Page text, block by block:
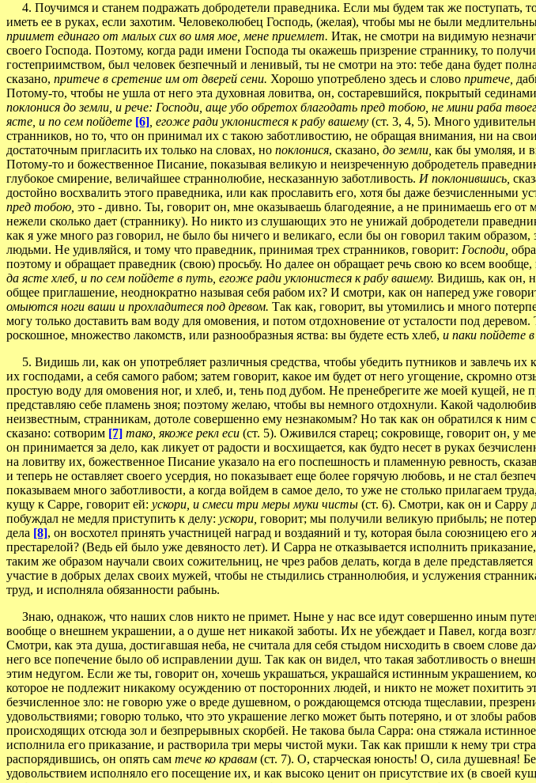
4. Поучимся и станем подражать добродетели праведника. Если мы будем так же поступать,
иметь ее в руках, если захотим. Человеколюбец Господь, (желая), чтобы мы не были
приимет единаго от малых сих во имя мое, мене приемлет. Итак, не смотри на видимую
своего Господа. Поэтому, когда ради имени Господа ты окажешь призрение страннику, то
гостеприимством, был человек безпечный и ленивый, ты не смотри на это: тебе дана будет
сказано, притече в сретение им от дверей сени. Хорошо употреблено здесь и слово притече,
Потому-то, чтобы не ушла от него эта духовная ловитва, он, состаревшийся, покрытый
поклонися до земли, и рече: Господи, аще убо обретох благодать пред тобою, не мини раба
ясте, и по сем пойдете [6] , егоже ради уклонистеся к рабу вашему (ст. 3, 4, 5). Много
странников, но то, что он принимал их с такою заботливостию, не обращая внимания, ни на
достаточным пригласить их только на словах, но поклонися, сказано, до земли, как бы умоляя, и
Потому-то и божественное Писание, показывая великую и неизреченную добродетель
глубокое смирение, величайшее страннолюбие, несказанную заботливость. И поклонившись,
достойно восхвалить этого праведника, или как прославить его, хотя бы даже безчисленными
пред тобою, это - дивно. Ты, говорит он, мне оказываешь благодеяние, а не принимаешь его от
нежели сколько дает (страннику). Но никто из слушающих это не унижай добродетели
как я уже много раз говорил, не было бы ничего и великаго, если бы он говорил таким
людьми. Не удивляйся, и тому что праведник, принимая трех странников, говорит: Господи,
поэтому и обращает праведник (свою) просьбу. Но далее он обращает речь свою ко всем вообще,
да ясте хлеб, и по сем пойдете в путь, егоже ради уклонистеся к рабу вашему. Видишь, как он,
общее приглашение, неоднократно называя себя рабом их? И смотри, как он наперед уже
омыются ноги ваши и прохладитеся под древом. Так как, говорит, вы утомились и много
могу только доставить вам воду для омовения, и потом отдохновение от усталости под
роскошное, множество лакомств, или разнообразныя яства: вы будете есть хлеб, и паки пойдете
5. Видишь ли, как он употребляет различныя средства, чтобы убедить путников и завлечь
их господами, а себя самого рабом; затем говорит, какое им будет от него угощение, скромно
простую воду для омовения ног, и хлеб, и, тень под дубом. Не пренебрегите же моей кущей, не
представляю себе пламень зноя; поэтому желаю, чтобы вы немного отдохнули. Какой
неизвестным, странникам, дотоле совершенно ему незнакомым? Но так как он обратился к
сказано: сотворим [7] тако, якоже рекл еси (ст. 5). Оживился старец; сокровище, говорит он, у
он принимается за дело, как ликует от радости и восхищается, как будто несет в руках
на ловитву их, божественное Писание указало на его поспешность и пламенную ревность,
и теперь не оставляет своего усердия, но показывает еще более горячую любовь, и не стал
показываем много заботливости, а когда войдем в самое дело, то уже не столько прилагаем
кущу к Сарре, говорит ей: ускори, и смеси три меры муки чисты (ст. 6). Смотри, как он и Сарру
побуждал не медля приступить к делу: ускори, говорит; мы получили великую прибыль; не
дела [8], он восхотел принять участницей наград и воздаяний и ту, которая была союзницею
престарелой? (Ведь ей было уже девяносто лет). И Сарра не отказывается исполнить
таким же образом научали своих сожительниц, не чрез рабов делать, когда в деле
участие в добрых делах своих мужей, чтобы не стыдились страннолюбия, и услужения
труд, и исполняла обязанности рабынь.
Знаю, однакож, что наших слов никто не примет. Ныне у нас все идут совершенно иным
вообще о внешнем украшении, а о душе нет никакой заботы. Их не убеждает и Павел, когда
Смотри, как эта душа, достигавшая неба, не считала для себя стыдом нисходить в своем слове
него все попечение было об исправлении душ. Так как он видел, что такая заботливость о
этим недугом. Если же ты, говорит он, хочешь украшаться, украшайся истинным
которое не подлежит никакому осуждению от посторонних людей, и никто не может похитить
безчисленное зло: не говорю уже о вреде душевном, о рождающемся отсюда тщеславии,
удовольствиями; говорю только, что это украшение легко может быть потеряно, и от злобы
происходящих отсюда зол и безпрерывных скорбей. Не такова была Сарра: она стяжала
исполнила его приказание, и растворила три меры чистой муки. Так как пришли к нему три
распорядившись, он опять сам тече ко кравам (ст. 7). О, старческая юность! О, сила душевная!
удовольствием исполняло его посещение их, и как высоко ценит он присутствие их (в своей